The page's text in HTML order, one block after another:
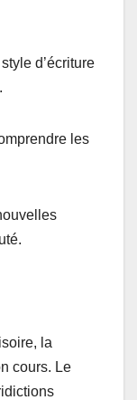
d’écriture
les
la
cours. Le